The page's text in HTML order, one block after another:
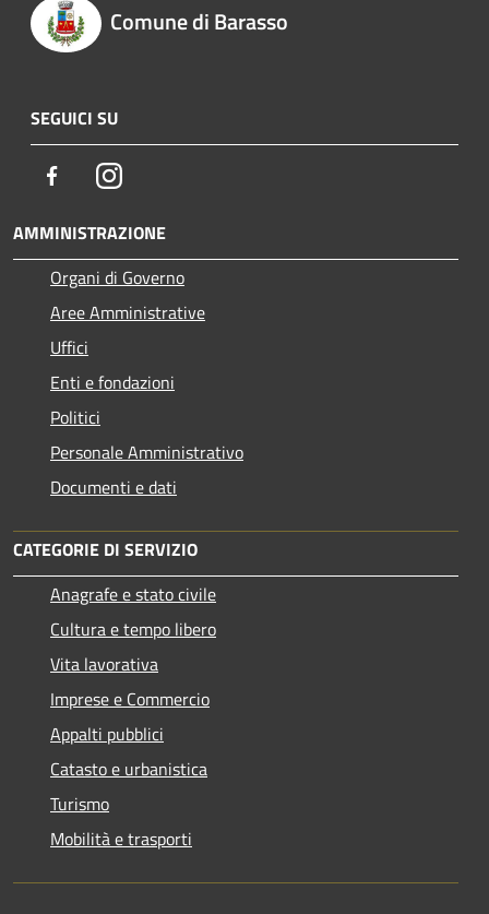
Comune di Barasso
SEGUICI SU
FacebookInstagram
AMMINISTRAZIONE
Organi di Governo
Aree Amministrative
Uffici
Enti e fondazioni
Politici
Personale Amministrativo
Documenti e dati
CATEGORIE DI SERVIZIO
Anagrafe e stato civile
Cultura e tempo libero
Vita lavorativa
Imprese e Commercio
Appalti pubblici
Catasto e urbanistica
Turismo
Mobilità e trasporti